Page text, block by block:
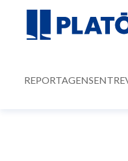
REPORTAGENS